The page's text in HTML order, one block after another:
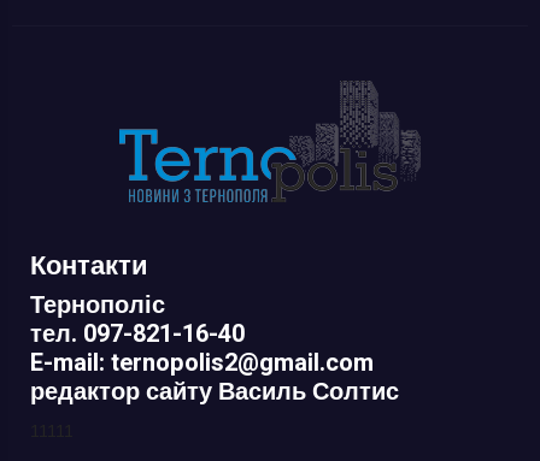
Контакти
Тернополіс
тел. 097-821-16-40
E-mail: ternopolis2@gmail.com
редактор сайту Василь Солтис